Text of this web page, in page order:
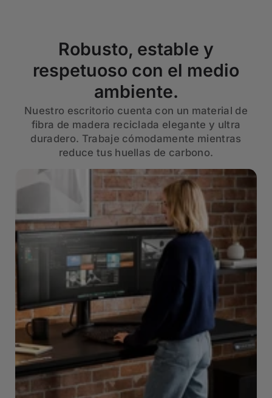
Robusto, estable y
respetuoso con el medio
ambiente.
Nuestro escritorio cuenta con un material de
fibra de madera reciclada elegante y ultra
duradero. Trabaje cómodamente mientras
reduce tus huellas de carbono.